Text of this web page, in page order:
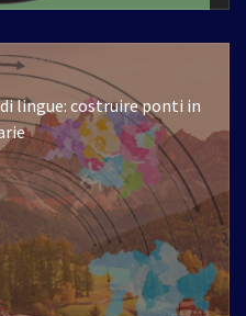
lingue: costruire ponti in